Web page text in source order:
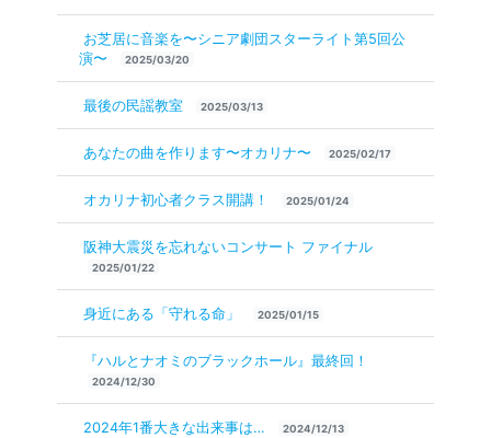
お芝居に音楽を〜シニア劇団スターライト第5回公
演〜
2025/03/20
最後の民謡教室 2025/03/13
あなたの曲を作ります〜オカリナ〜 2025/02/17
オカリナ初心者クラス開講！ 2025/01/24
阪神大震災を忘れないコンサート ファイナル
2025/01/22
身近にある「守れる命」 2025/01/15
『ハルとナオミのブラックホール』最終回！
2024/12/30
2024年1番大きな出来事は… 2024/12/13